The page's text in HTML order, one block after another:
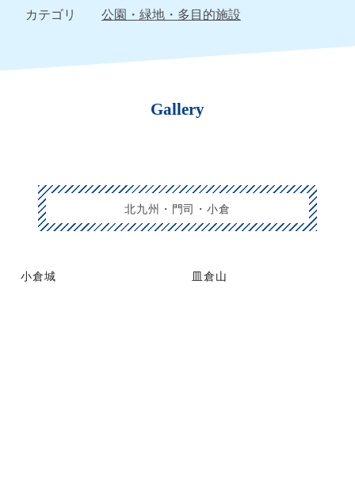
カテゴリ
公園・緑地・多目的施設
Gallery
北九州・門司・小倉
小倉城 皿倉山